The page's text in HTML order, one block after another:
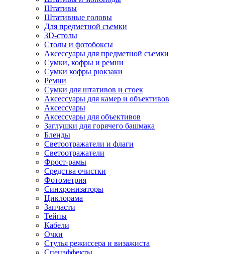
Штативы
Штативные головы
Для предметной съемки
3D-столы
Столы и фотобоксы
Аксессуары для предметной съемки
Сумки, кофры и ремни
Сумки кофры рюкзаки
Ремни
Сумки для штативов и стоек
Аксессуары для камер и объективов
Аксессуары
Аксессуары для объективов
Заглушки для горячего башмака
Бленды
Светоотражатели и флаги
Светоотражатели
Фрост-рамы
Средства очистки
Фотометрия
Синхронизаторы
Циклорама
Запчасти
Тейпы
Кабели
Очки
Стулья режиссера и визажиста
Спецэффекты